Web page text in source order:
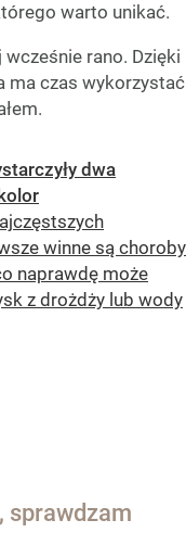
warto unikać.
rano. Dzięki
ma czas wykorzystać
dwa
winne są choroby
naprawdę może
z drożdży lub wody
sprawdzam